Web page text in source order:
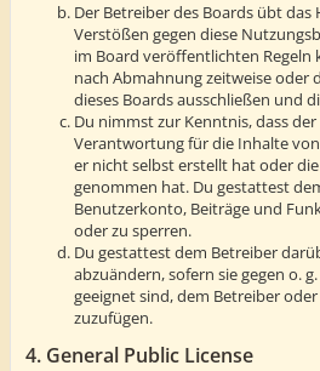
Der Betreiber des Boards übt das
Verstößen gegen diese
im Board veröffentlichten Regeln
nach Abmahnung zeitweise
dieses Boards ausschließen und
Du nimmst zur Kenntnis, dass
Verantwortung für die Inhalte
er nicht selbst erstellt hat oder
genommen hat. Du gestattest
Benutzerkonto, Beiträge und
oder zu sperren.
Du gestattest dem Betreiber
abzuändern, sofern sie gegen o.
geeignet sind, dem Betreiber
zuzufügen.
4. General Public License